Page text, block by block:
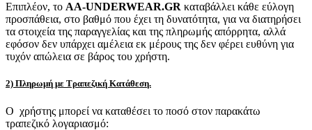
Επιπλέον, το AA-UNDERWEAR.GR καταβάλλει κάθε εύλογη
προσπάθεια, στο βαθμό που έχει τη δυνατότητα, για να διατηρήσει
τα στοιχεία της παραγγελίας και της πληρωμής απόρρητα, αλλά
εφόσον δεν υπάρχει αμέλεια εκ μέρους της δεν φέρει ευθύνη για
τυχόν απώλεια σε βάρος του χρήστη.
2) Πληρωμή με Τραπεζική Κατάθεση.
Ο χρήστης μπορεί να καταθέσει το ποσό στον παρακάτω
τραπεζικό λογαριασμό: